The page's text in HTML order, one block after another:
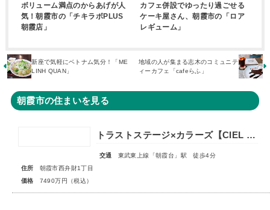
ボリューム満点のからあげが人
気！朝霞市の「チキラボPLUS
朝霞店」
カフェ併設でゆったり過ごせる
ケーキ屋さん、朝霞市の「ロア
レギューム」
新座で気軽にベトナム気分！「ME
LINH QUAN」
地域の人が集まる志木のコミュニテ
ィーカフェ「cafeらふ」
朝霞市の住まいを見る
トラストステージ×カラーズ【CIEL VILLA】朝霞市西弁財1丁目2期 ★限定1棟 販売開始★
交通
東武東上線「朝霞台」駅 徒歩4分
住所
朝霞市西弁財1丁目
価格
7490万円（税込）